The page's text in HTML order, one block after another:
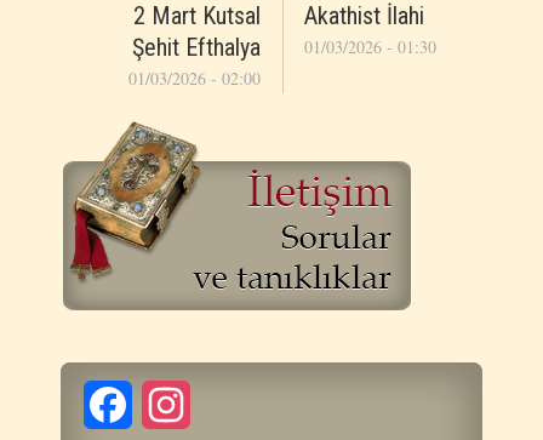
2 Mart Kutsal
Şehit Efthalya
01/03/2026 - 02:00
Akathist İlahi
01/03/2026 - 01:30
Facebook